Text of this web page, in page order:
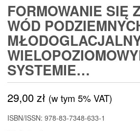
FORMOWANIE SIĘ
WÓD
SYSTEMIE…
29,00zł (w tym 5% VAT)
ISBN/ISSN: 978-83-7348-633-1